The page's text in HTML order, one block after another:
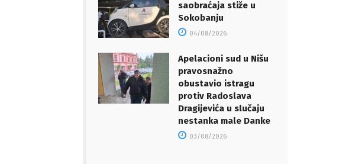
saobraćaja stiže u
Sokobanju
04/08/2026
Apelacioni sud u Nišu
pravosnažno
obustavio istragu
protiv Radoslava
Dragijevića u slučaju
nestanka male Danke
03/08/2026